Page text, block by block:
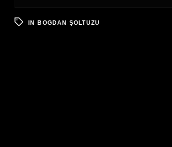
IN BOGDAN ȘOLTUZU